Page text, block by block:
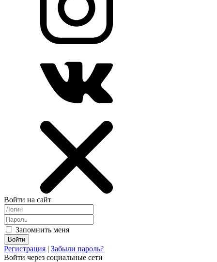
Войти на сайт
Запомнить меня
Регистрация | Забыли пароль?
Войти через социальные сети